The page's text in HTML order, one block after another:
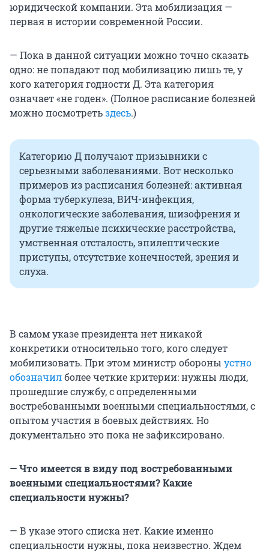
юридической компании. Эта мобилизация —
первая в истории современной России.
— Пока в данной ситуации можно точно сказать
одно: не попадают под мобилизацию лишь те, у
кого категория годности Д. Эта категория
означает «не годен». (Полное расписание болезней
можно посмотретьздесь.)
Категорию Д получают призывники с
серьезными заболеваниями. Вот несколько
примеров из расписания болезней: активная
форма туберкулеза, ВИЧ-инфекция,
онкологические заболевания, шизофрения и
другие тяжелые психические расстройства,
умственная отсталость, эпилептические
приступы, отсутствие конечностей, зрения и
слуха.
В самом указе президента нет никакой
конкретики относительно того, кого следует
мобилизовать. При этом министр обороны устно
обозначилболее четкие критерии: нужны люди,
прошедшие службу, с определенными
востребованными военными специальностями, с
опытом участия в боевых действиях. Но
документально это пока не зафиксировано.
— Что имеется в виду под востребованными
военными специальностями? Какие
специальности нужны?
— В указе этого списка нет. Какие именно
специальности нужны, пока неизвестно. Ждем